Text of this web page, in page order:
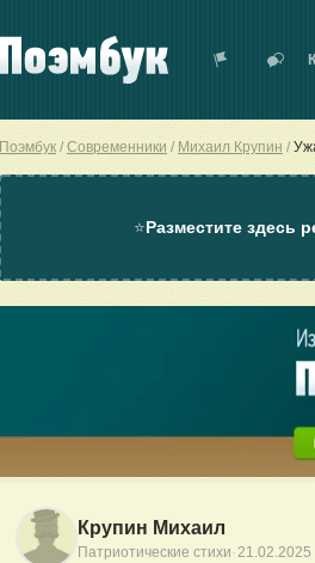
Поэмбук Современники Михаил Крупин
⭐Разместите здесь
Крупин Михаил
Патриотические стихи ·21.02.2025